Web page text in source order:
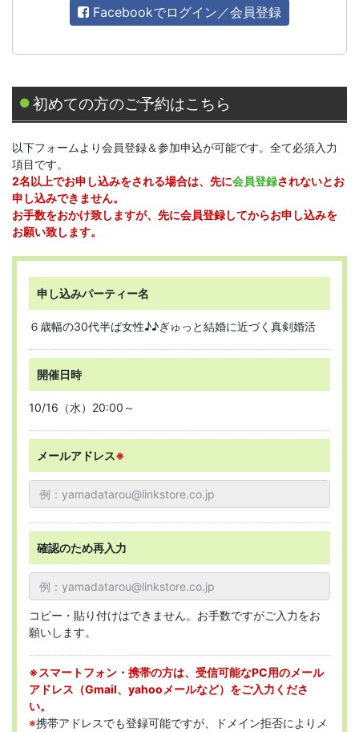
Facebookでログイン／会員登録
初めての方のご予約はこちら
以下フォームより会員登録＆参加申込が可能です。全て必須入力
項目です。
2名以上でお申し込みをされる場合は、先に会員登録されないとお
申し込みできません。
お手数をおかけ致しますが、先に会員登録してからお申し込みを
お願い致します。
申し込みパーティー名
６歳幅の30代半ば女性♪♪ぎゅっと結婚に近づく真剣婚活
開催日時
10/16（水）20:00～
メールアドレス※
確認のため再入力
コピー・貼り付けはできません。お手数ですがご入力をお
願いします。
※スマートフォン・携帯の方は、受信可能なPC用のメール
アドレス（Gmail、yahooメールなど）をご入力くださ
い。
※携帯アドレスでも登録可能ですが、ドメイン拒否によりメ